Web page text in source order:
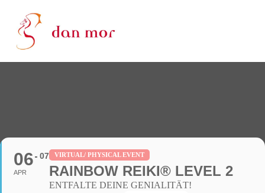
06
APR
07 VIRTUAL/ PHYSICAL EVENT
RAINBOW REIKI® LEVEL 2
ENTFALTE DEINE GENIALITÄT!